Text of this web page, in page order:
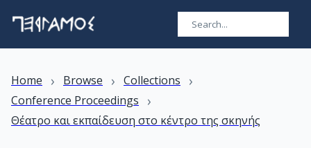
Home › Browse › Collections ›
Conference Proceedings ›
Θέατρο και εκπαίδευση στο κέντρο της σκηνής